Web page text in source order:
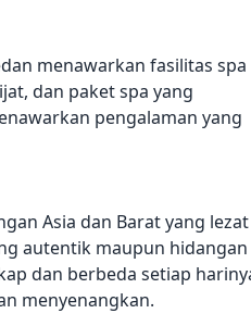
menawarkan fasilitas spa
dan paket spa yang
pengalaman yang
Asia dan Barat yang lezat
autentik maupun hidangan
dan berbeda setiap
menyenangkan.